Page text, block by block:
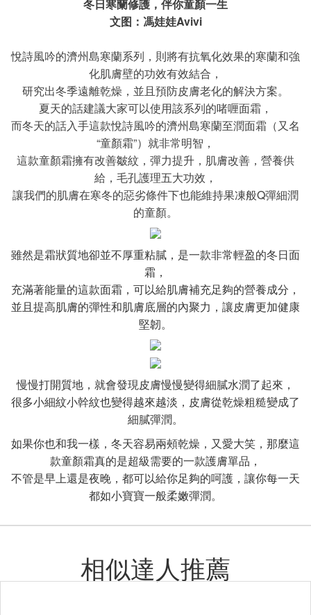
冬日寒蘭修護，伴你童顏一生
文图：馮娃娃Avivi
悅詩風吟的濟州島寒蘭系列，則將有抗氧化效果的寒蘭和強
化肌膚壁的功效有效結合，
研究出冬季遠離乾燥，並且預防皮膚老化的解決方案。
夏天的話建議大家可以使用該系列的啫喱面霜，
而冬天的話入手這款悅詩風吟的濟州島寒蘭至潤面霜（又名
“童顏霜”）就非常明智，
這款童顏霜擁有改善皺紋，彈力提升，肌膚改善，營養供
給，毛孔護理五大功效，
讓我們的肌膚在寒冬的惡劣條件下也能維持果凍般Q彈細潤
的童顏。
雖然是霜狀質地卻並不厚重粘膩，是一款非常輕盈的冬日面
霜，
充滿著能量的這款面霜，可以給肌膚補充足夠的營養成分，
並且提高肌膚的彈性和肌膚底層的內聚力，讓皮膚更加健康
堅韌。
慢慢打開質地，就會發現皮膚慢慢變得細膩水潤了起來，
很多小細紋小幹紋也變得越來越淡，皮膚從乾燥粗糙變成了
細膩彈潤。
如果你也和我一樣，冬天容易兩頰乾燥，又愛大笑，那麼這
款童顏霜真的是超級需要的一款護膚單品，
不管是早上還是夜晚，都可以給你足夠的呵護，讓你每一天
都如小寶寶一般柔嫩彈潤。
相似達人推薦